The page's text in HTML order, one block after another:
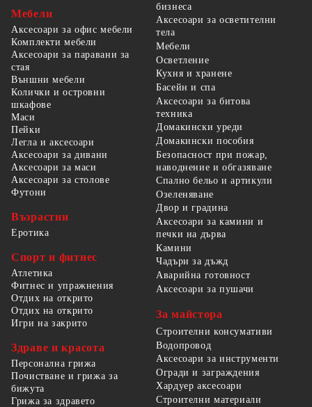
Мебели
Аксесоари за офис мебели
Комплекти мебели
Аксесоари за паравани за
стая
Външни мебели
Колички и островни
шкафове
Маси
Пейки
Легла и аксесоари
Аксесоари за дивани
Аксесоари за маси
Аксесоари за столове
Футони
Възрастни
Еротика
Спорт и фитнес
Атлетика
Фитнес и упражнения
Отдих на открито
Отдих на открито
Игри на закрито
Здраве и красота
Персонална грижа
Почистване и грижа за
бижута
Грижа за здравето
бизнеса
Аксесоари за осветителни
тела
Мебели
Осветление
Кухня и хранене
Басейн и спа
Аксесоари за битова
техника
Домакински уреди
Домакински пособия
Безопасност при пожар,
наводнение и обгазяване
Спално бельо и артикули
Озеленяване
Двор и градина
Аксесоари за камини и
печки на дърва
Камини
Чадъри за дъжд
Аварийна готовност
Аксесоари за пушачи
За майстора
Строителни консумативи
Водопровод
Аксесоари за инструменти
Огради и заграждения
Хардуер аксесоари
Строителни материали